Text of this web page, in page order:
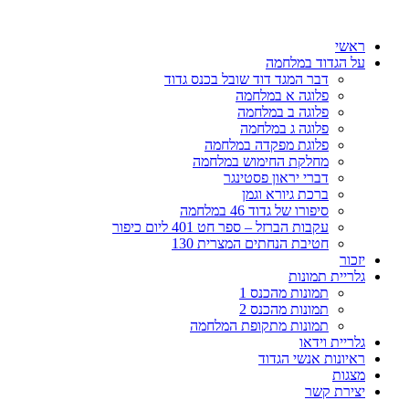
ראשי
על הגדוד במלחמה
דבר המגד דוד שובל בכנס גדוד
פלוגה א במלחמה
פלוגה ב במלחמה
פלוגה ג במלחמה
פלוגת מפקדה במלחמה
מחלקת החימוש במלחמה
דברי יראון פסטינגר
ברכת גיורא וגמן
סיפורו של גדוד 46 במלחמה
עקבות הברזל – ספר חט 401 ליום כיפור
חטיבת הנחתים המצרית 130
יזכור
גלריית תמונות
תמונות מהכנס 1
תמונות מהכנס 2
תמונות מתקופת המלחמה
גלריית וידאו
ראיונות אנשי הגדוד
מצגות
יצירת קשר